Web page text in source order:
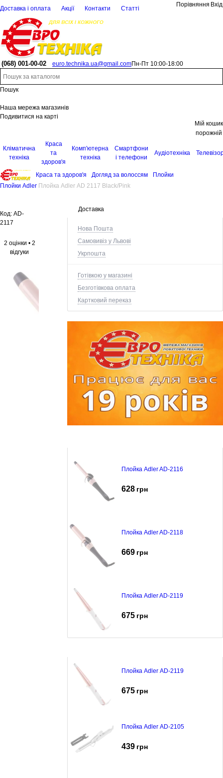
Доставка і оплата Акції Контакти Статті
Порівняння Вхід
(068) 001-00-02 euro.technika.ua@gmail.comПн-Пт 10:00-18:00
Пошук
Наша мережа магазинів
Подивитися на карті
Мій кошик
порожній
Кліматична
техніка
Краса
та
здоров'я
Комп'ютерна
техніка
Смартфони
і телефони
Аудіотехніка
Краса та здоров'я Догляд за волоссям
Плойки
Плойки Adler Плойка Adler AD 2117 Black/Pink
Доставка
Нова Пошта
Самовивіз у Львові
Укрпошта
Готівкою у магазині
Безготівкова оплата
Картковий переказ
Плойка Adler AD-2116
628 грн
Плойка Adler AD-2118
669 грн
Плойка Adler AD-2119
675 грн
Плойка Adler AD-2119
675 грн
Плойка Adler AD-2105
439 грн
Код: AD-
2117
2 оцінки • 2
відгуки